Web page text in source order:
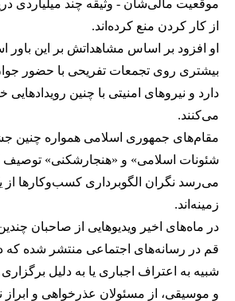
موقعیت مالی‌شان - وثیقه چند میلیاردی
از کار کردن منع کرده‌اند.
او افزود بر اساس مشاهداتش بر این
بیشتری روی تجمعات تفریحی با حضور
دارد و نیروهای امنیتی با چنین
می‌کنند.
مقام‌های جمهوری اسلامی همواره چنین
شئونات اسلامی» و «هنجارشکنی» توصیف
می‌رسد نگران الگوبرداری کسب‌وکارها از
زمینه‌اند.
در ماه‌های اخیر ویدیوهایی از صاحبان
قم در رسانه‌های اجتماعی منتشر شده که
شبیه به اعتراف اجباری یا به دلیل
و موسیقی، از مسئولان عذرخواهی و ابراز